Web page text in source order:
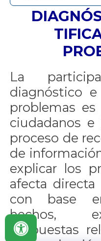
La
diagnóstico
problemas
ciudadanos e
proceso de
de
explicar los
afecta
con base
hechos,
propuestas